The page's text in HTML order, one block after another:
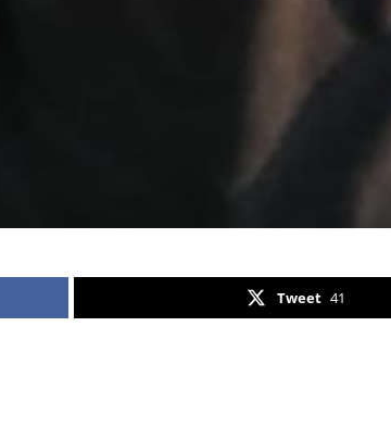
Tweet 41